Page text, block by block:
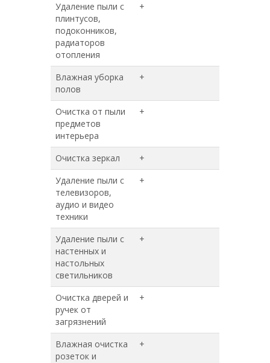
Удаление пыли с
плинтусов,
подоконников,
радиаторов
отопления
+
Влажная уборка
полов
+
Очистка от пыли
предметов
интерьера
+
Очистка зеркал +
Удаление пыли с
телевизоров,
аудио и видео
техники
+
Удаление пыли с
настенных и
настольных
светильников
+
Очистка дверей и
ручек от
загрязнений
+
Влажная очистка
розеток и
+